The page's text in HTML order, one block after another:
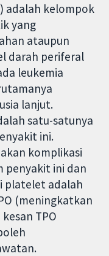
adalah kelompok
yang
ataupun
darah periferal
leukemia
lanjut.
satu-satunya
ini.
komplikasi
penyakit ini dan
platelet adalah
(meningkatkan
TPO